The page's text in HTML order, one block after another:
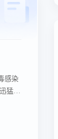
感染
猛，
限公司